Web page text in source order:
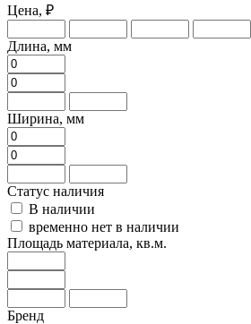
Цена, ₽
Длина, мм
Ширина, мм
Статус наличия
В наличии
временно нет в наличии
Площадь материала, кв.м.
Бренд